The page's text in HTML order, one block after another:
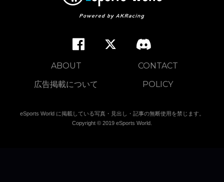
ABOUT
CONTACT
広告掲載について
POLICY
eSports World に掲載している写真・見出し・記事の無断使用を禁じます。
Copyright © 2019 eSports World.